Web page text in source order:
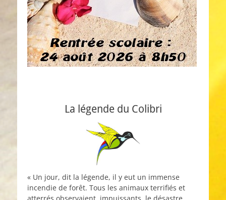
La légende du Colibri
« Un jour, dit la légende, il y eut un immense
incendie de forêt. Tous les animaux terrifiés et